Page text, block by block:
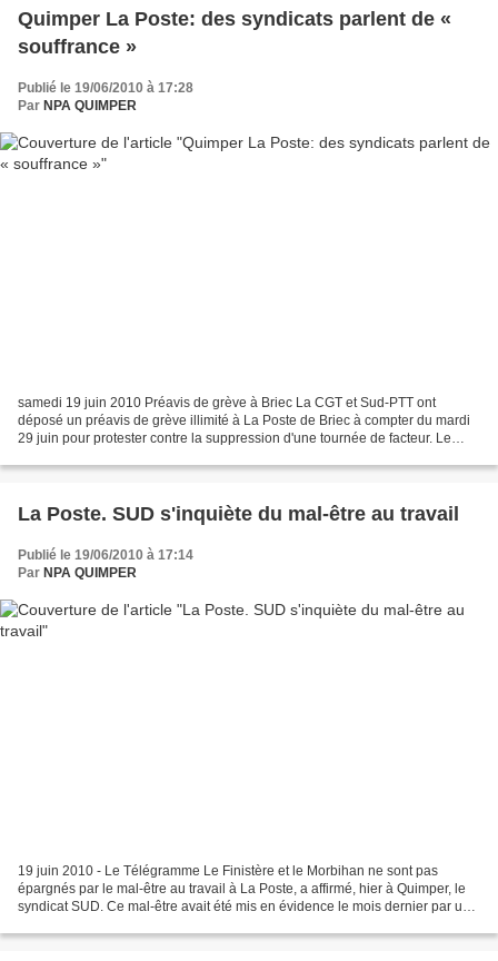
Quimper La Poste: des syndicats parlent de «
souffrance »
Publié le 19/06/2010 à 17:28
Par NPA QUIMPER
samedi 19 juin 2010 Préavis de grève à Briec La CGT et Sud-PTT ont
déposé un préavis de grève illimité à La Poste de Briec à compter du mardi
29 juin pour protester contre la suppression d'une tournée de facteur. Le
La Poste. SUD s'inquiète du mal-être au travail
Publié le 19/06/2010 à 17:14
Par NPA QUIMPER
19 juin 2010 - Le Télégramme Le Finistère et le Morbihan ne sont pas
épargnés par le mal-être au travail à La Poste, a affirmé, hier à Quimper, le
syndicat SUD. Ce mal-être avait été mis en évidence le mois dernier par un